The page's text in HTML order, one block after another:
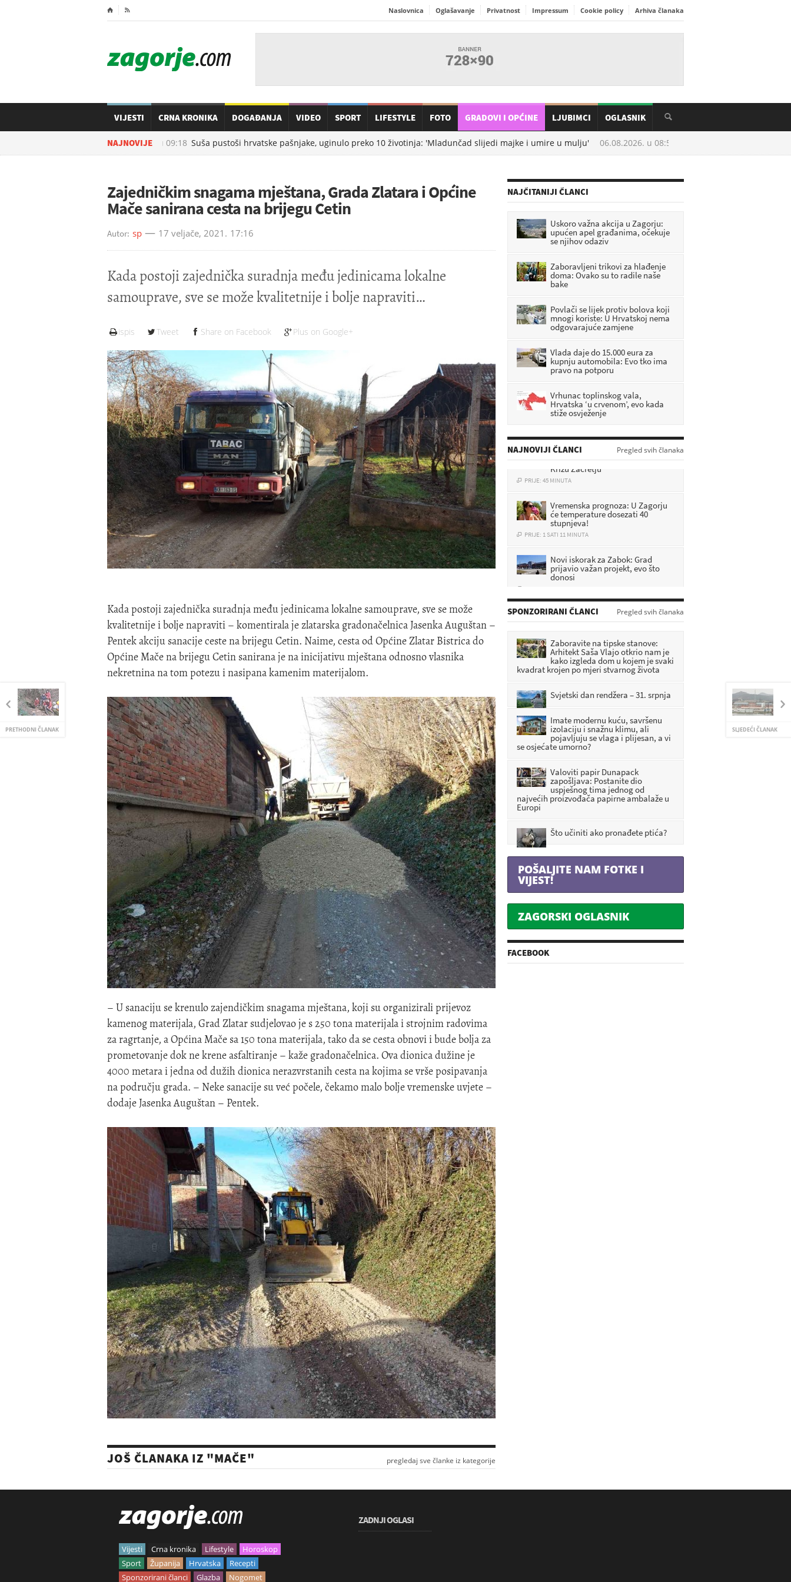
⌂  Naslovnica Oglašavanje Privatnost Impressum Cookie policy Arhiva članaka
VIJESTI CRNA KRONIKA DOGAĐANJA VIDEO SPORT LIFESTYLE FOTO GRADOVI I OPĆINE LJUBIMCI OGLASNIK
NAJNOVIJE
06.08.2026. u 09:18 Suša pustoši hrvatske pašnjake, uginulo preko 10 životinja: 'Mladunčad slijedi majke i umire u mulju' 06.08.2026. u 08:58
PRETHODNI ČLANAK SLJEDEĆI ČLANAK
Zajedničkim snagama mještana, Grada Zlatara i Općine
Mače sanirana cesta na brijegu Cetin
Autor: sp 17 veljače, 2021. 17:16
Kada postoji zajednička suradnja među jedinicama lokalne
samouprave, sve se može kvalitetnije i bolje napraviti
ispis Tweet Share on Facebook Plus on Google+
Kada postoji zajednička suradnja među jedinicama lokalne samouprave, sve se može
kvalitetnije i bolje napraviti – komentirala je zlatarska gradonačelnica Jasenka Auguštan –
Pentek akciju sanacije ceste na brijegu Cetin. Naime, cesta od Općine Zlatar Bistrica do
Općine Mače na brijegu Cetin sanirana je na inicijativu mještana odnosno vlasnika
nekretnina na tom potezu i nasipana kamenim materijalom.
– U sanaciju se krenulo zajendičkim snagama mještana, koji su organizirali prijevoz
kamenog materijala, Grad Zlatar sudjelovao je s 250 tona materijala i strojnim radovima
za ragrtanje, a Općina Mače sa 150 tona materijala, tako da se cesta obnovi i bude bolja za
prometovanje dok ne krene asfaltiranje – kaže gradonačelnica. Ova dionica dužine je
4000 metara i jedna od dužih dionica nerazvrstanih cesta na kojima se vrše posipavanja
na području grada. – Neke sanacije su već počele, čekamo malo bolje vremenske uvjete –
dodaje Jasenka Auguštan – Pentek.
JOŠ ČLANAKA IZ "MAČE" pregledaj sve članke iz kategorije
NAJČITANIJI ČLANCI
Uskoro važna akcija u Zagorju:
upućen apel građanima, očekuje
se njihov odaziv
Zaboravljeni trikovi za hlađenje
doma: Ovako su to radile naše
bake
Povlači se lijek protiv bolova koji
mnogi koriste: U Hrvatskoj nema
odgovarajuće zamjene
Vlada daje do 15.000 eura za
kupnju automobila: Evo tko ima
pravo na potporu
Vrhunac toplinskog vala,
Hrvatska ‘u crvenom’, evo kada
stiže osvježenje
NAJNOVIJI ČLANCI Pregled svih članaka
Dan žalosti u Zagorju: Zastave na
pola koplja nakon tragedije u Sv.
Križu Začretju
PRIJE: 45 MINUTA
će temperature dosezati 40
stupnjeva!
PRIJE: 1 SATI 11 MINUTA
prijavio važan projekt, evo što
donosi
PRIJE: 1 SATI 36 MINUTA
Suša pustoši hrvatske pašnjake,
uginulo preko 10 životinja:
'Mladunčad slijedi majke i umire
 PRIJE: 5 MINUTA
Uhićen općinski načelnik: Sumnja
se da je susjedu prijetio smrću
SPONZORIRANI ČLANCI Pregled svih članaka
Zaboravite na tipske stanove:
Arhitekt Saša Vlajo otkrio nam je
kako izgleda dom u kojem je svaki
kvadrat krojen po mjeri stvarnog života
Svjetski dan rendžera – 31. srpnja
Imate modernu kuću, savršenu
izolaciju i snažnu klimu, ali
pojavljuju se vlaga i plijesan, a vi
se osjećate umorno?
Valoviti papir Dunapack
zapošljava: Postanite dio
uspješnog tima jednog od
najvećih proizvođača papirne ambalaže u
Europi
Što učiniti ako pronađete ptića?
POŠALJITE NAM FOTKE I
VIJEST!
ZAGORSKI OGLASNIK
FACEBOOK
Vijesti Crna kronika Lifestyle
Horoskop
Sport
Županija Hrvatska
Recepti
Sponzorirani članci
Glazba Nogomet
ZADNJI OGLASI